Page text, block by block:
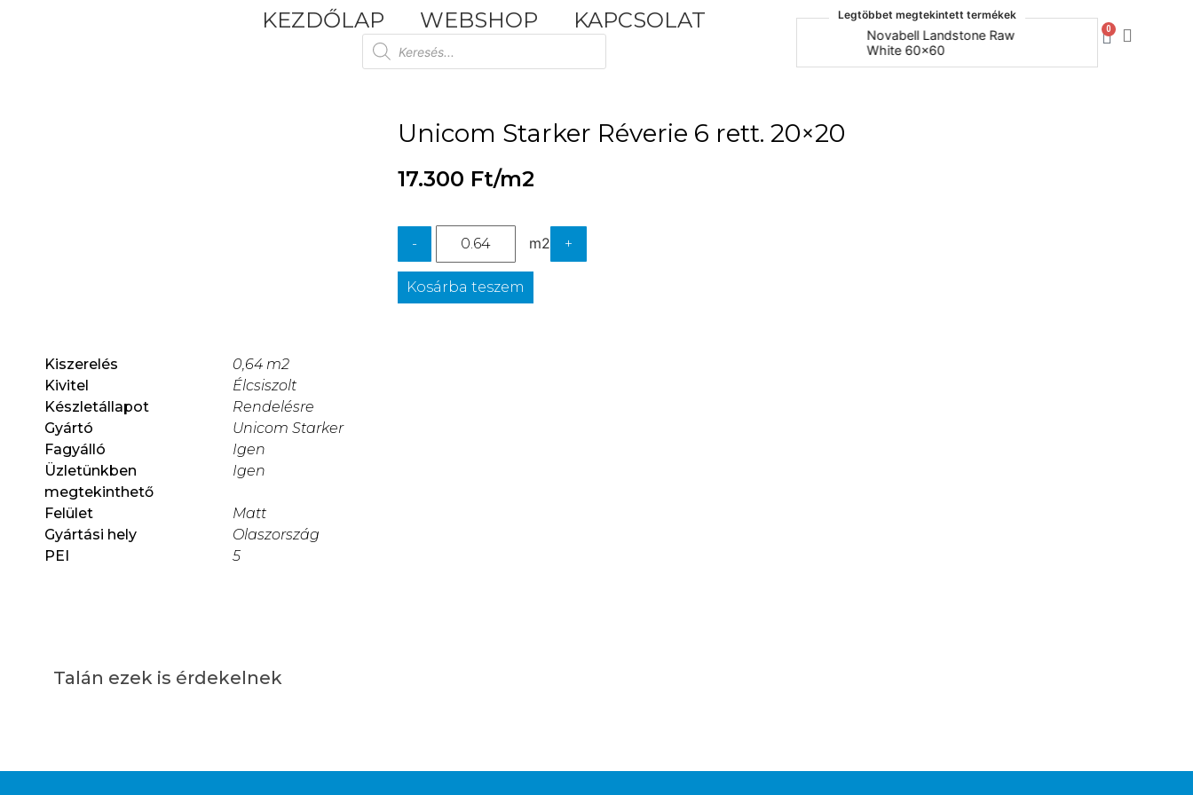
KEZDŐLAP WEBSHOP KAPCSOLAT Legtöbbet megtekintett termékek
Tuscania Durango Medium
Novabell Landstone Raw
White 60x60
0
Unicom Starker Réverie 6 rett. 20×20
17.300 Ft/m2
- m2 +
Kosárba teszem
Kiszerelés
0,64 m2
Kivitel
Élcsiszolt
Készletállapot
Rendelésre
Gyártó
Unicom Starker
Fagyálló
Igen
Üzletünkben
megtekinthető
Igen
Felület
Matt
Gyártási hely
Olaszország
PEI
5
Talán ezek is érdekelnek